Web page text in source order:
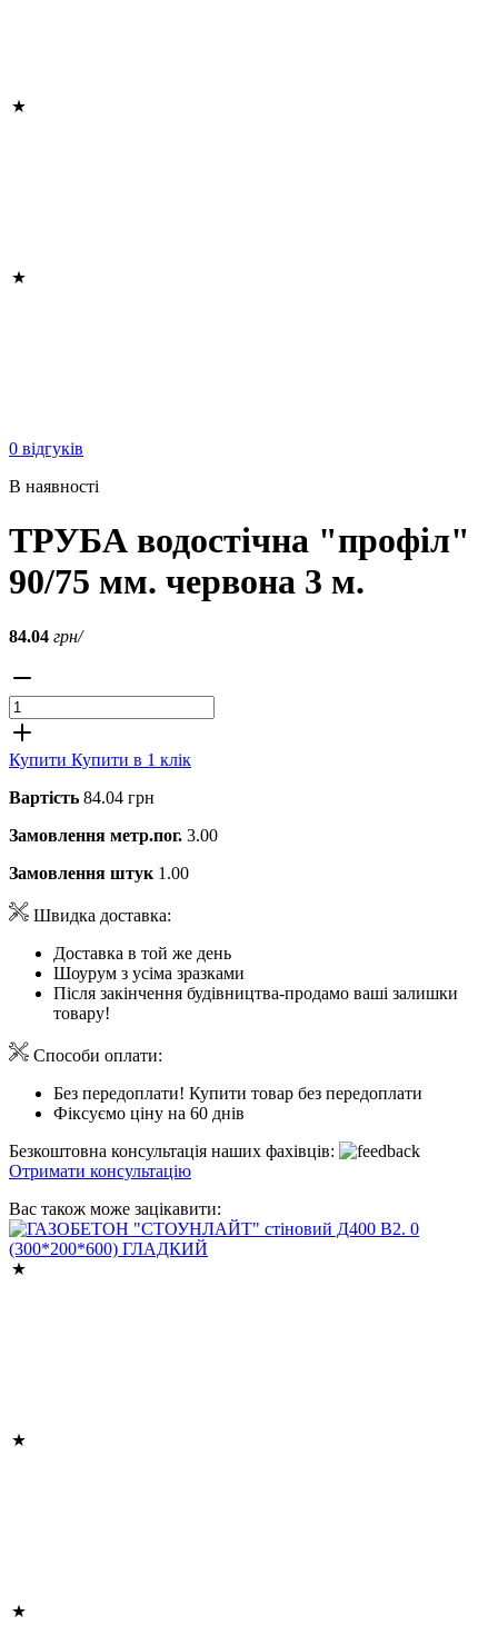
0 відгуків
В наявності
ТРУБА водостічна "профіл"
90/75 мм. червона 3 м.
84.04 грн/
Купити Купити в 1 клік
Вартість 84.04 грн
Замовлення метр.пог. 3.00
Замовлення штук 1.00
Швидка доставка:
Доставка в той же день
Шоурум з усіма зразками
Після закінчення будівництва-продамо ваші залишки
товару!
Способи оплати:
Без передоплати! Купити товар без передоплати
Фіксуємо ціну на 60 днів
Безкоштовна консультація наших фахівців:
Отримати консультацію
Вас також може зацікавити: